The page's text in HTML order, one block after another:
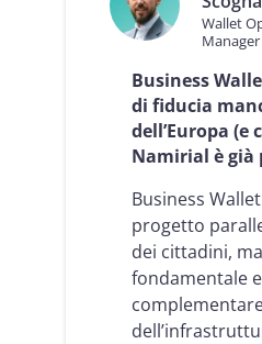
Wallet
Business
di fiducia
dell’Europa (e
Namirial è già
Business
progetto
dei cittadini,
fondamentale e